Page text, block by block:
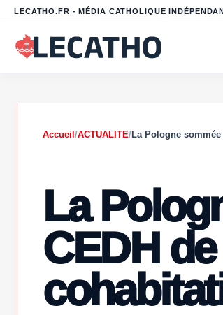
LECATHO.FR - MÉDIA CATHOLIQUE
Accueil /ACTUALITE/La Pologne
La
CEDH